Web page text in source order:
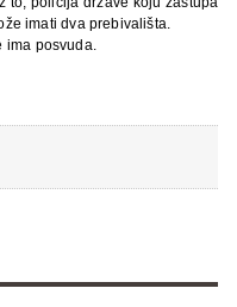
imati dva prebivališta.
posvuda.